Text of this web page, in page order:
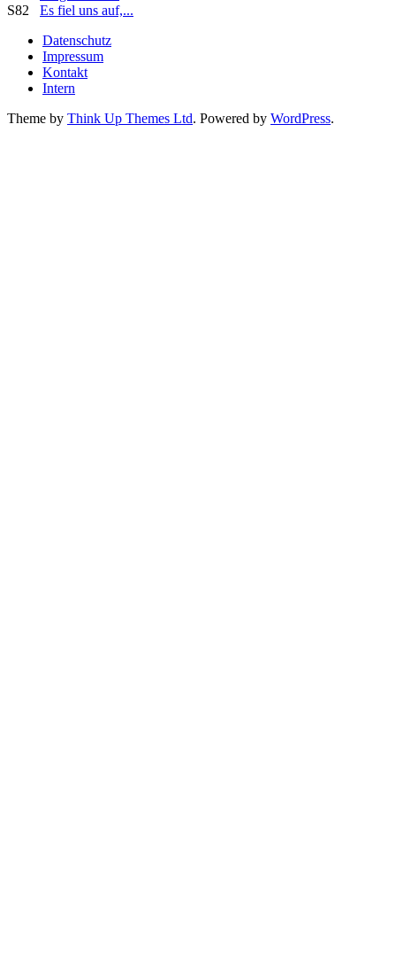
S82 Es fiel uns auf,...
Datenschutz
Impressum
Kontakt
Intern
Theme by Think Up Themes Ltd. Powered by WordPress.